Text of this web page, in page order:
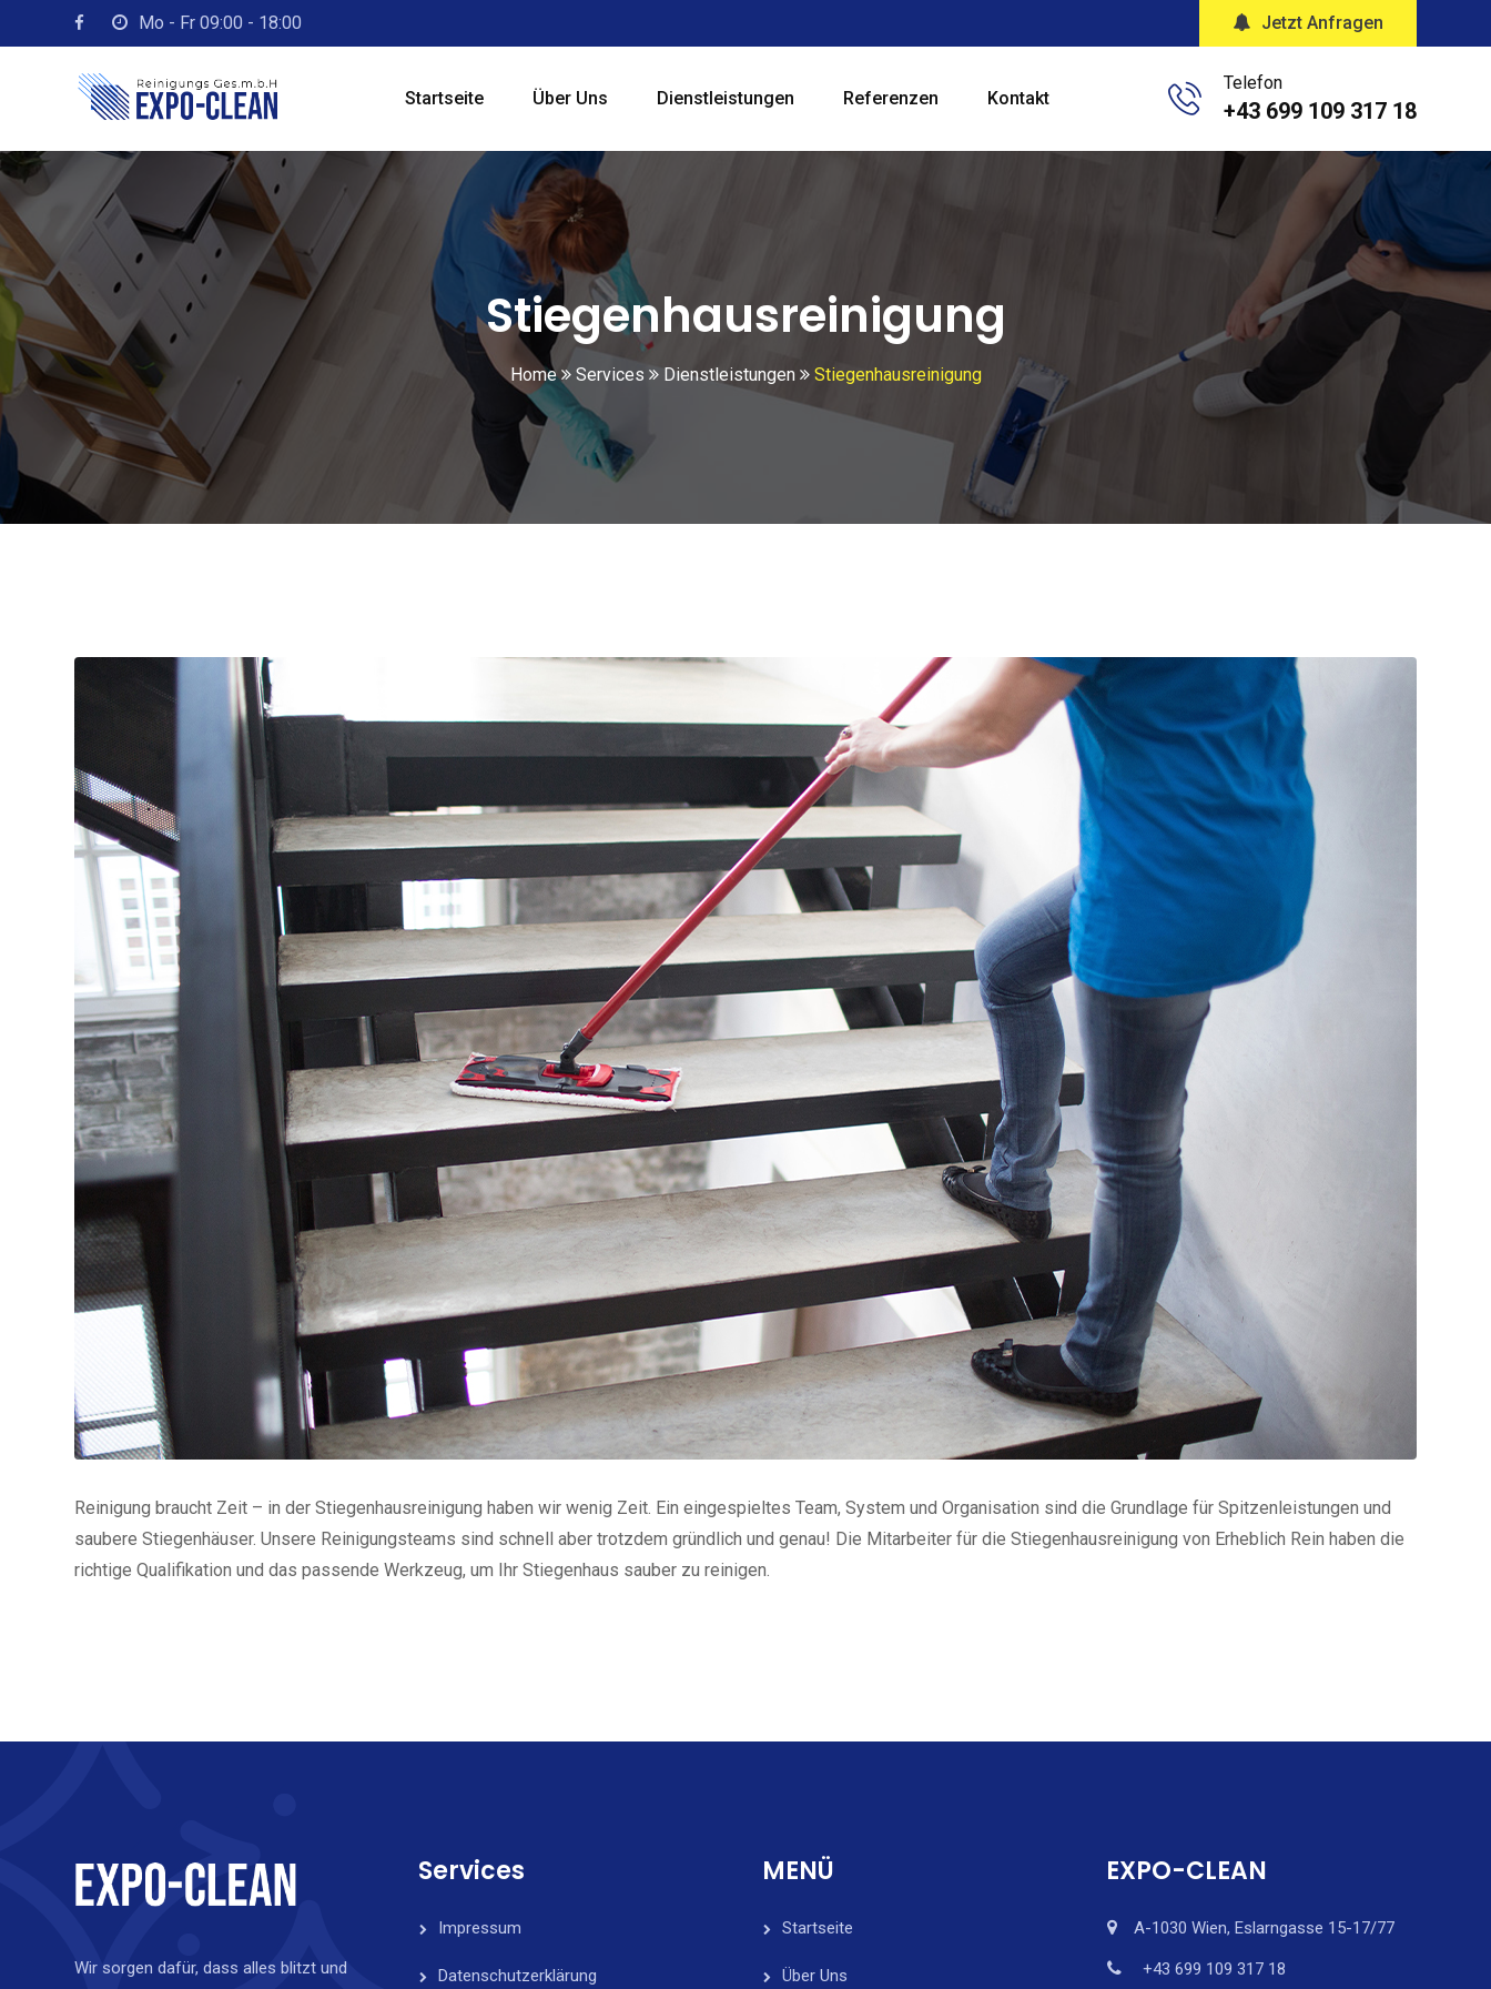
Mo - Fr 09:00 - 18:00 Jetzt Anfragen
Startseite Über Uns Dienstleistungen Referenzen Kontakt
Telefon
+43 699 109 317 18
Stiegenhausreinigung
Home Services Dienstleistungen Stiegenhausreinigung
Reinigung braucht Zeit – in der Stiegenhausreinigung haben wir wenig Zeit. Ein eingespieltes Team, System und Organisation sind die Grundlage für Spitzenleistungen und
saubere Stiegenhäuser. Unsere Reinigungsteams sind schnell aber trotzdem gründlich und genau! Die Mitarbeiter für die Stiegenhausreinigung von Erheblich Rein haben die
richtige Qualifikation und das passende Werkzeug, um Ihr Stiegenhaus sauber zu reinigen.
Wir sorgen dafür, dass alles blitzt und
Services
Impressum
Datenschutzerklärung
MENÜ
Startseite
Über Uns
EXPO-CLEAN
A-1030 Wien, Eslarngasse 15-17/77
+43 699 109 317 18